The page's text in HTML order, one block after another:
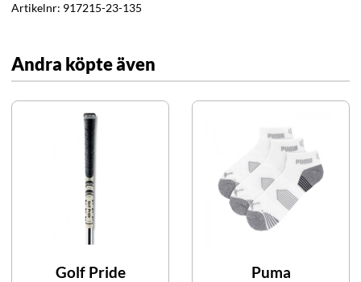
Artikelnr: 917215-23-135
Andra köpte även
Golf Pride Puma